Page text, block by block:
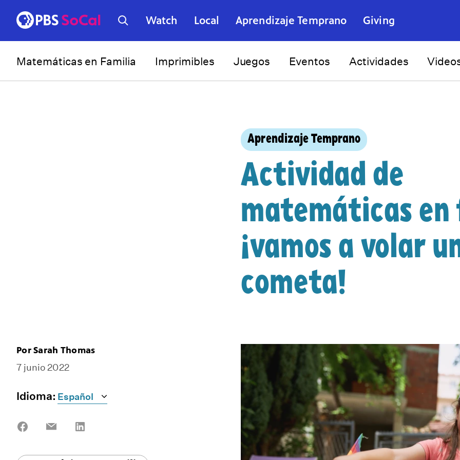
Watch Local Aprendizaje Temprano Giving
Matemáticas en Familia Imprimibles Juegos Eventos Actividades
Aprendizaje Temprano
Actividad de
matemáticas
¡vamos a volar
cometa!
PorSarah Thomas
7 junio 2022
Idioma:
Share
Share